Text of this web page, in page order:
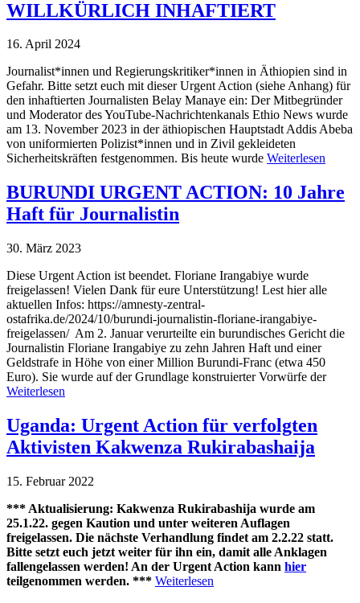
WILLKÜRLICH INHAFTIERT
16. April 2024
Journalist*innen und Regierungskritiker*innen in Äthiopien sind in
Gefahr. Bitte setzt euch mit dieser Urgent Action (siehe Anhang) für
den inhaftierten Journalisten Belay Manaye ein: Der Mitbegründer
und Moderator des YouTube-Nachrichtenkanals Ethio News wurde
am 13. November 2023 in der äthiopischen Hauptstadt Addis Abeba
von uniformierten Polizist*innen und in Zivil gekleideten
Sicherheitskräften festgenommen. Bis heute wurde Weiterlesen
BURUNDI URGENT ACTION: 10 Jahre
Haft für Journalistin
30. März 2023
Diese Urgent Action ist beendet. Floriane Irangabiye wurde
freigelassen! Vielen Dank für eure Unterstützung! Lest hier alle
aktuellen Infos: https://amnesty-zentral-
ostafrika.de/2024/10/burundi-journalistin-floriane-irangabiye-
freigelassen/ Am 2. Januar verurteilte ein burundisches Gericht die
Journalistin Floriane Irangabiye zu zehn Jahren Haft und einer
Geldstrafe in Höhe von einer Million Burundi-Franc (etwa 450
Euro). Sie wurde auf der Grundlage konstruierter Vorwürfe der
Weiterlesen
Uganda: Urgent Action für verfolgten
Aktivisten Kakwenza Rukirabashaija
15. Februar 2022
*** Aktualisierung: Kakwenza Rukirabashija wurde am
25.1.22. gegen Kaution und unter weiteren Auflagen
freigelassen. Die nächste Verhandlung findet am 2.2.22 statt.
Bitte setzt euch jetzt weiter für ihn ein, damit alle Anklagen
fallengelassen werden! An der Urgent Action kann hier
teilgenommen werden. *** Weiterlesen